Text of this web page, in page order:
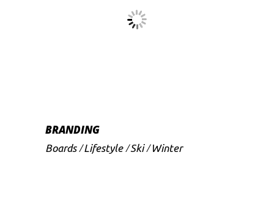
BRANDING
Boards Lifestyle Ski Winter